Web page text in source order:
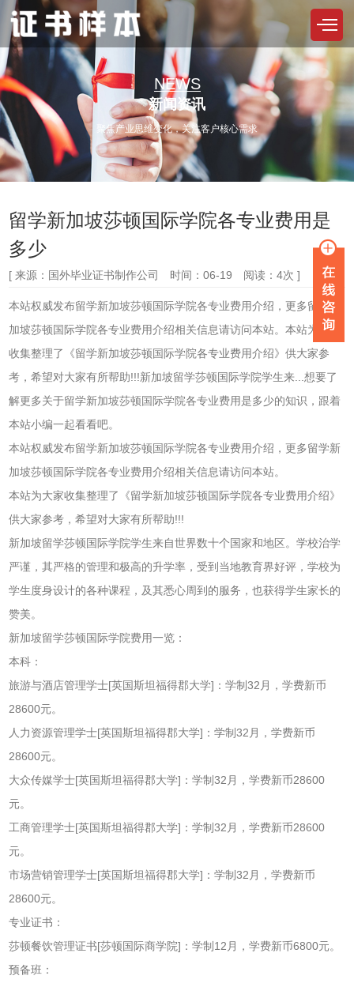
NEWS
新闻资讯
聚焦产业思维变化，关注客户核心需求
留学新加坡莎顿国际学院各专业费用是
多少
[ 来源：国外毕业证书制作公司 时间：06-19 阅读：4次 ]
本站权威发布留学新加坡莎顿国际学院各专业费用介绍，更多留学新
加坡莎顿国际学院各专业费用介绍相关信息请访问本站。本站为大家
收集整理了《留学新加坡莎顿国际学院各专业费用介绍》供大家参
考，希望对大家有所帮助!!!新加坡留学莎顿国际学院学生来...想要了
解更多关于留学新加坡莎顿国际学院各专业费用是多少的知识，跟着
本站小编一起看看吧。
本站权威发布留学新加坡莎顿国际学院各专业费用介绍，更多留学新
加坡莎顿国际学院各专业费用介绍相关信息请访问本站。
本站为大家收集整理了《留学新加坡莎顿国际学院各专业费用介绍》
供大家参考，希望对大家有所帮助!!!
新加坡留学莎顿国际学院学生来自世界数十个国家和地区。学校治学
严谨，其严格的管理和极高的升学率，受到当地教育界好评，学校为
学生度身设计的各种课程，及其悉心周到的服务，也获得学生家长的
赞美。
新加坡留学莎顿国际学院费用一览：
本科：
旅游与酒店管理学士[英国斯坦福得郡大学]：学制32月，学费新币
28600元。
人力资源管理学士[英国斯坦福得郡大学]：学制32月，学费新币
28600元。
大众传媒学士[英国斯坦福得郡大学]：学制32月，学费新币28600
元。
工商管理学士[英国斯坦福得郡大学]：学制32月，学费新币28600
元。
市场营销管理学士[英国斯坦福得郡大学]：学制32月，学费新币
28600元。
专业证书：
莎顿餐饮管理证书[莎顿国际商学院]：学制12月，学费新币6800元。
预备班：